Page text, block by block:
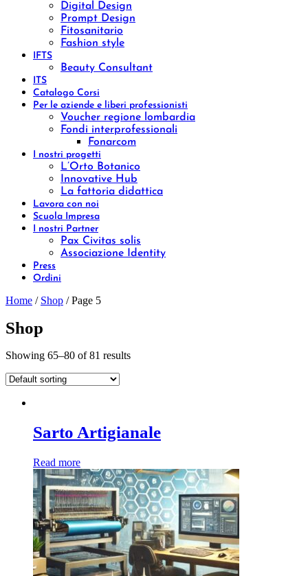
Digital Design
Prompt Design
Fitosanitario
Fashion style
IFTS
Beauty Consultant
ITS
Catalogo Corsi
Per le aziende e liberi professionisti
Voucher regione lombardia
Fondi interprofessionali
Fonarcom
I nostri progetti
L’Orto Botanico
Innovative Hub
La fattoria didattica
Lavora con noi
Scuola Impresa
I nostri Partner
Pax Civitas solis
Associazione Identity
Press
Ordini
Home / Shop / Page 5
Shop
Showing 65–80 of 81 results
Sarto Artigianale
Read more